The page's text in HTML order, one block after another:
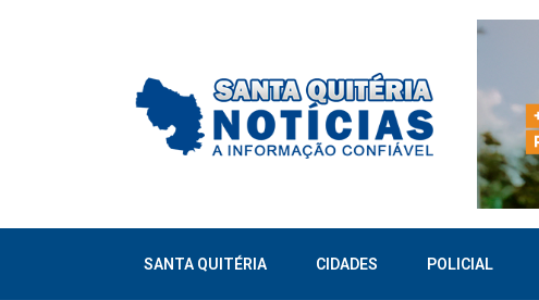
SANTA QUITÉRIA CIDADES POLICIAL